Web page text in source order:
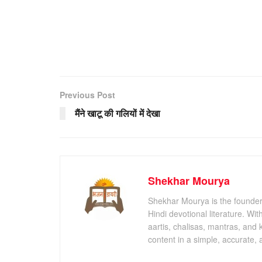
Previous Post
मैंने खाटू की गलियों में देखा
Shekhar Mourya
Shekhar Mourya is the
Hindi devotional literature.
aartis, chalisas, mantras, and
content in a simple, accurate,